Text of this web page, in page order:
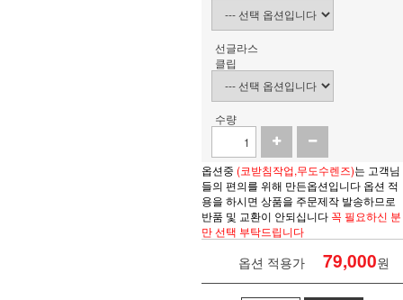
선글라스
클립
수량
옵션중 (코받침작업,무도수렌즈)는 고객님
들의 편의를 위해 만든옵션입니다 옵션 적
용을 하시면 상품을 주문제작 발송하므로
반품 및 교환이 안되십니다 꼭 필요하신 분
만 선택 부탁드립니다
옵션 적용가 79,000원